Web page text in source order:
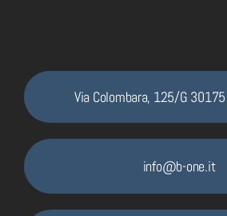
Via Colombara, 125/G 30175
info@b-one.it